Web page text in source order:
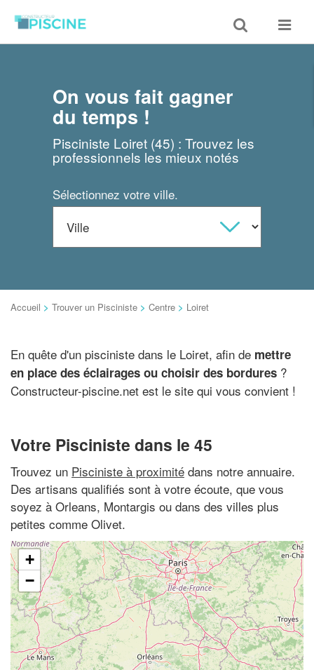
Toggle
search
Toggle
On vous fait gagner
du temps !
Pisciniste Loiret (45) : Trouvez les
professionnels les mieux notés
Sélectionnez votre ville.
Accueil > Trouver un Pisciniste > Centre > Loiret
En quête d'un pisciniste dans le Loiret, afin de mettre
en place des éclairages ou choisir des bordures ?
Constructeur-piscine.net est le site qui vous convient !
Votre Pisciniste dans le 45
Trouvez un Pisciniste à proximité dans notre annuaire.
Des artisans qualifiés sont à votre écoute, que vous
soyez à Orleans, Montargis ou dans des villes plus
petites comme Olivet.
+
−